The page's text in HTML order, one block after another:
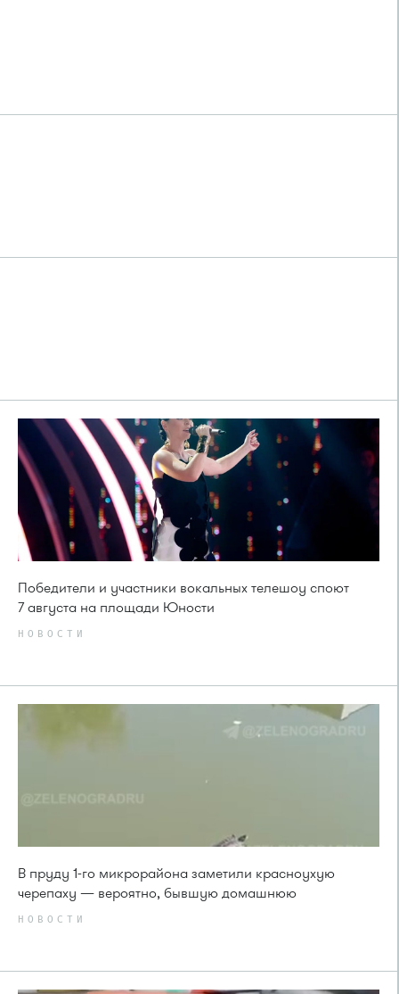
Победители и участники вокальных телешоу споют
7 августа на площади Юности
НОВОСТИ
В пруду 1-го микрорайона заметили красноухую
черепаху — вероятно, бывшую домашнюю
НОВОСТИ